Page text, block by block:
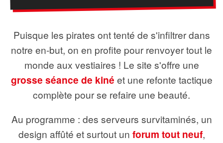
Puisque les pirates ont tenté de s'infiltrer dans
notre en-but, on en profite pour renvoyer tout le
monde aux vestiaires ! Le site s'offre une
grosse séance de kiné et une refonte tactique
complète pour se refaire une beauté.
Au programme : des serveurs survitaminés, un
design affûté et surtout un forum tout neuf,